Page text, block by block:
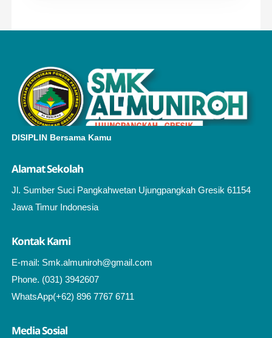
DISIPLIN Bersama Kamu
Alamat Sekolah
Jl. Sumber Suci Pangkahwetan Ujungpangkah Gresik 61154
Jawa Timur Indonesia
Kontak Kami
E-mail: Smk.almuniroh@gmail.com
Phone. (031) 3942607
WhatsApp(+62) 896 7767 6711
Media Sosial